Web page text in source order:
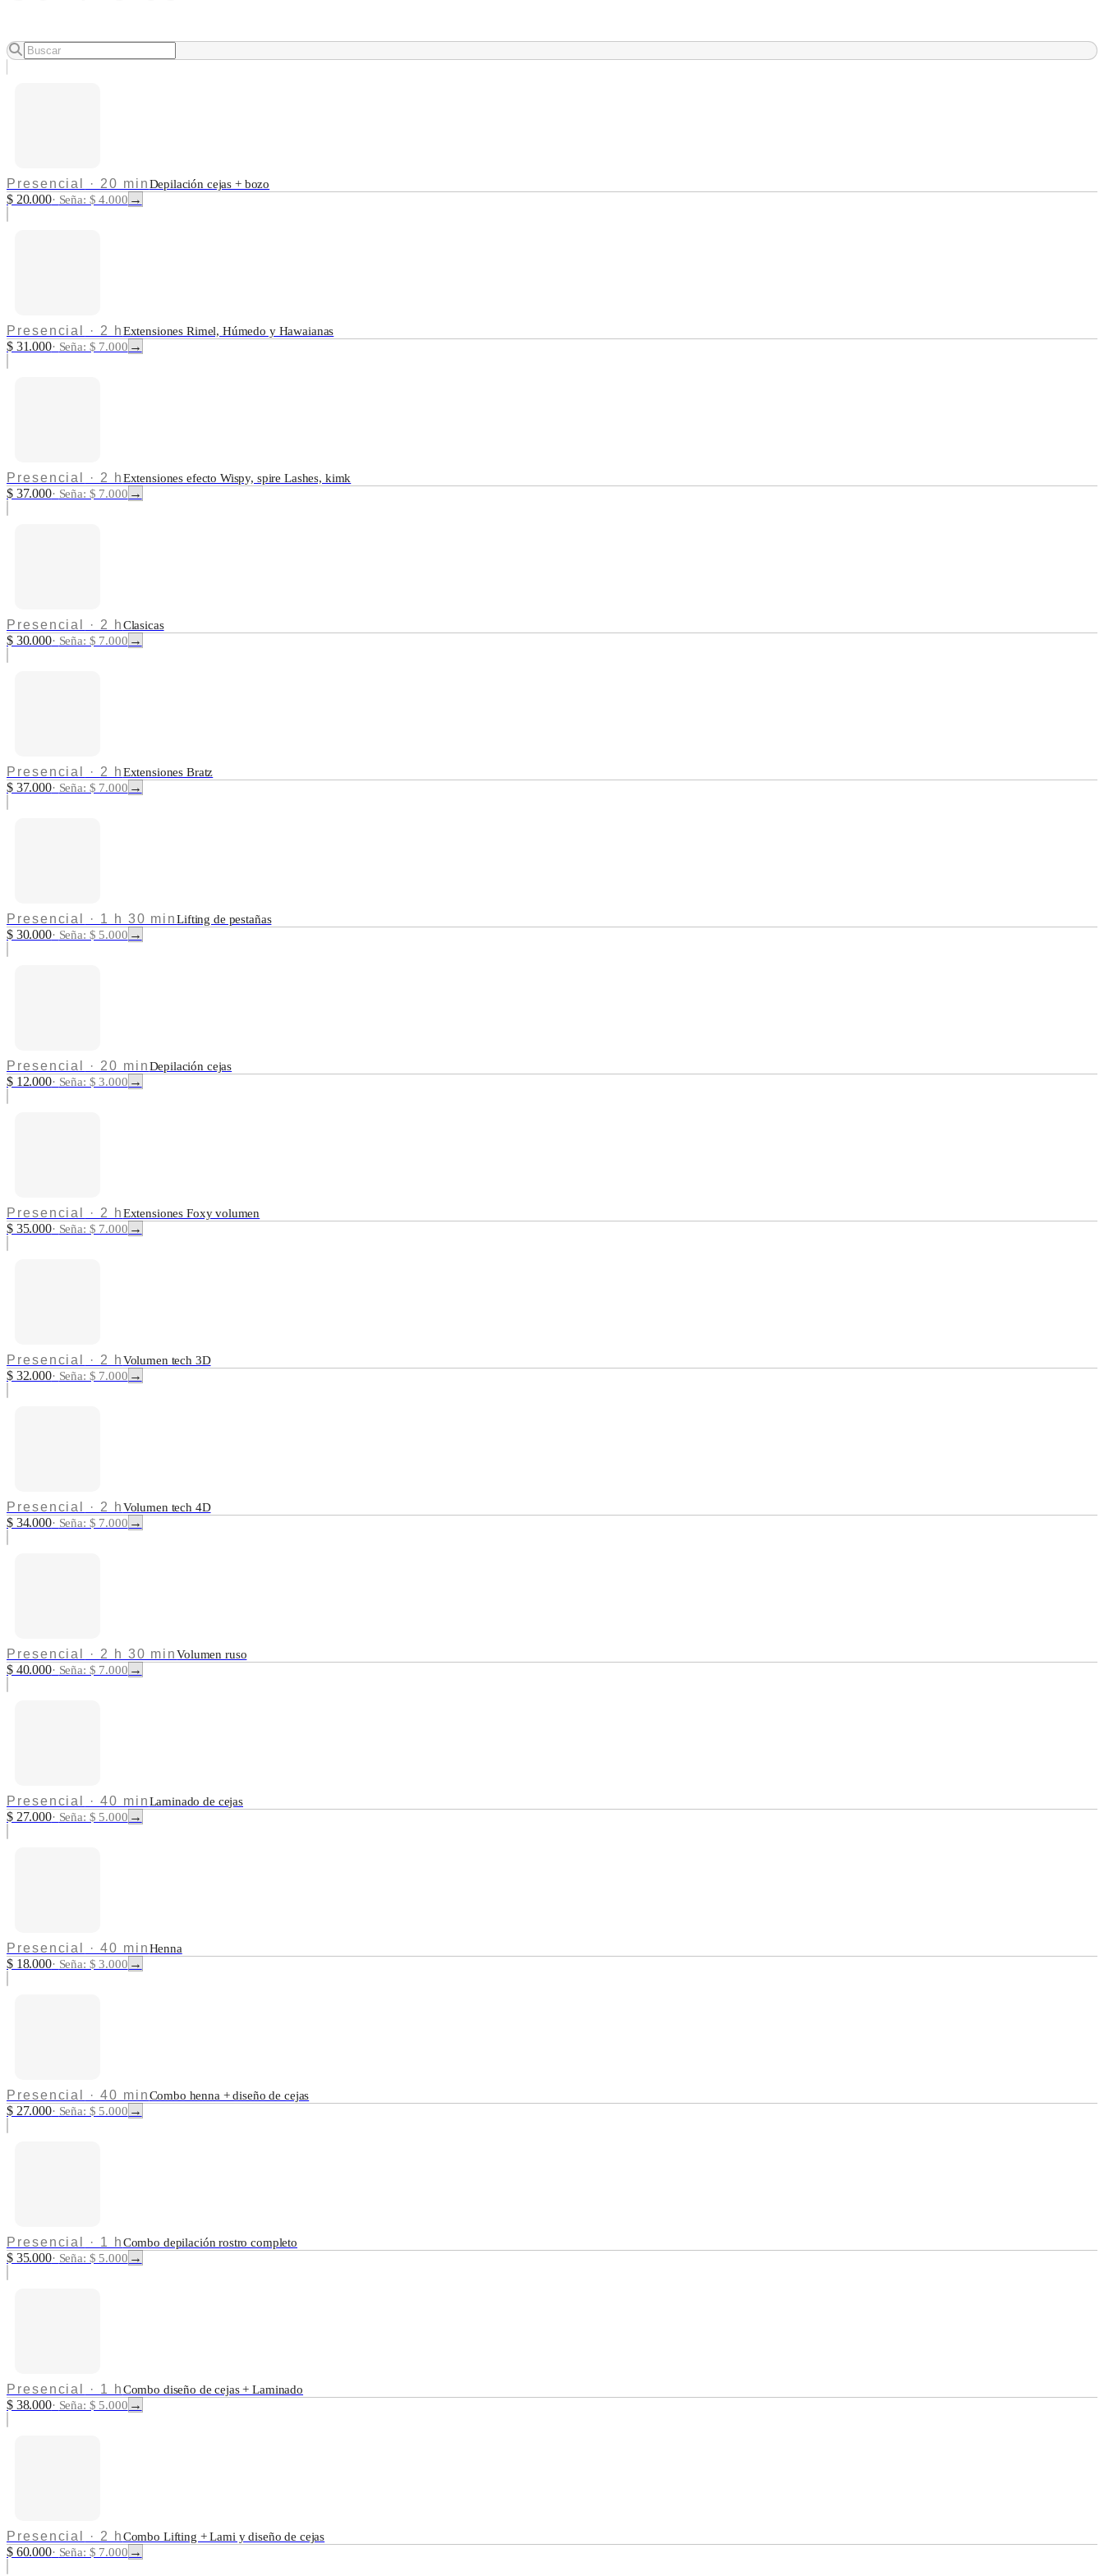
Presencial · 20 minDepilación cejas + bozo
$ 20.000· Seña: $ 4.000 →
Presencial · 2 hExtensiones Rimel, Húmedo y Hawaianas
$ 31.000· Seña: $ 7.000 →
Presencial · 2 hExtensiones efecto Wispy, spire Lashes, kimk
$ 37.000· Seña: $ 7.000 →
Presencial · 2 hClasicas
$ 30.000· Seña: $ 7.000 →
Presencial · 2 hExtensiones Bratz
$ 37.000· Seña: $ 7.000 →
Presencial · 1 h 30 minLifting de pestañas
$ 30.000· Seña: $ 5.000 →
Presencial · 20 minDepilación cejas
$ 12.000· Seña: $ 3.000 →
Presencial · 2 hExtensiones Foxy volumen
$ 35.000· Seña: $ 7.000 →
Presencial · 2 hVolumen tech 3D
$ 32.000· Seña: $ 7.000 →
Presencial · 2 hVolumen tech 4D
$ 34.000· Seña: $ 7.000 →
Presencial · 2 h 30 minVolumen ruso
$ 40.000· Seña: $ 7.000 →
Presencial · 40 minLaminado de cejas
$ 27.000· Seña: $ 5.000 →
Presencial · 40 minHenna
$ 18.000· Seña: $ 3.000 →
Presencial · 40 minCombo henna + diseño de cejas
$ 27.000· Seña: $ 5.000 →
Presencial · 1 hCombo depilación rostro completo
$ 35.000· Seña: $ 5.000 →
Presencial · 1 hCombo diseño de cejas + Laminado
$ 38.000· Seña: $ 5.000 →
Presencial · 2 hCombo Lifting + Lami y diseño de cejas
$ 60.000· Seña: $ 7.000 →